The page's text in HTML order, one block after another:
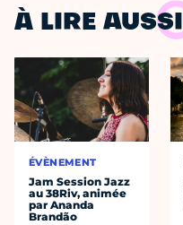
À LIRE AUSSI
ÉVÈNEMENT
Jam Session Jazz
au 38Riv, animée
par Ananda
Brandão